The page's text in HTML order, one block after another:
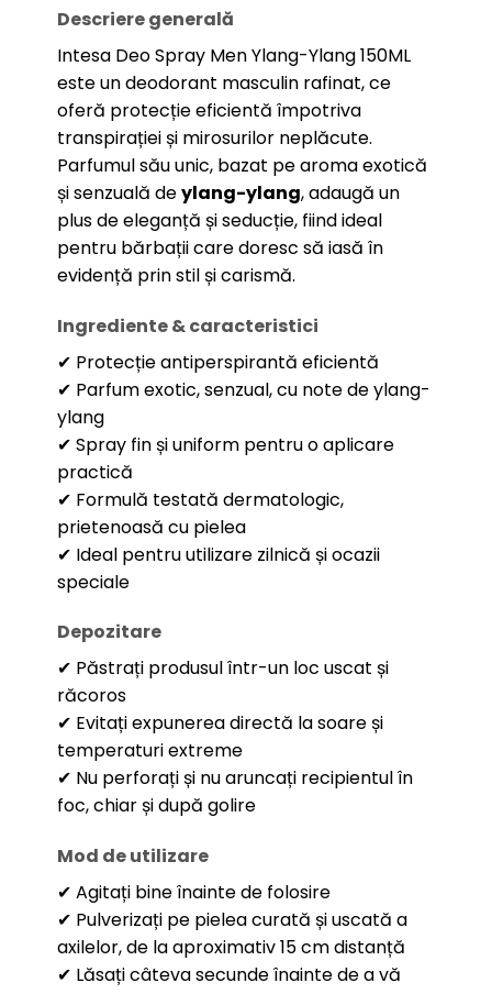
Descriere generală
Intesa Deo Spray Men Ylang-Ylang 150ML
este un deodorant masculin rafinat, ce
oferă protecție eficientă împotriva
transpirației și mirosurilor neplăcute.
Parfumul său unic, bazat pe aroma exotică
și senzuală deylang-ylang, adaugă un
plus de eleganță și seducție, fiind ideal
pentru bărbații care doresc să iasă în
evidență prin stil și carismă.
Ingrediente & caracteristici
✔ Protecție antiperspirantă eficientă
✔ Parfum exotic, senzual, cu note de ylang-
ylang
✔ Spray fin și uniform pentru o aplicare
practică
✔ Formulă testată dermatologic,
prietenoasă cu pielea
✔ Ideal pentru utilizare zilnică și ocazii
speciale
Depozitare
✔ Păstrați produsul într-un loc uscat și
răcoros
✔ Evitați expunerea directă la soare și
temperaturi extreme
✔ Nu perforați și nu aruncați recipientul în
foc, chiar și după golire
Mod de utilizare
✔ Agitați bine înainte de folosire
✔ Pulverizați pe pielea curată și uscată a
axilelor, de la aproximativ 15 cm distanță
✔ Lăsați câteva secunde înainte de a vă